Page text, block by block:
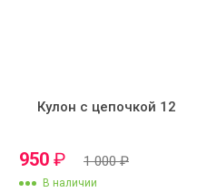
Кулон с цепочкой 12
950 ₽ 1 000₽
В наличии